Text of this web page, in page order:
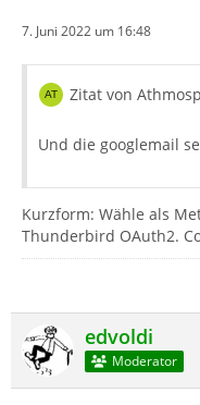
…
7. Juni 2022 um 16:48
Zitat von
Und die googlemail
Kurzform: Wähle als
Thunderbird OAuth2.
edvoldi
Moderator